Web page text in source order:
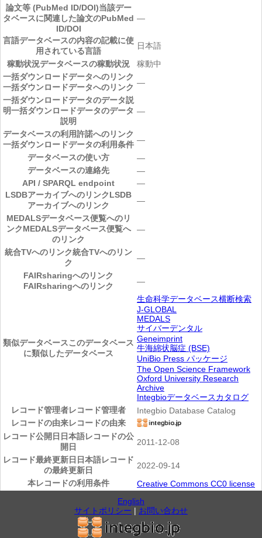
論文等 (PubMed ID/DOI)当該デー
タベースに関連した論文のPubMed
ID/DOI
―
言語データベースの内容の記載に使
用されている言語
日本語
稼動状況データベースの稼動状況
稼動中
一括ダウンロードデータへのリンク
一括ダウンロードデータへのリンク ―
一括ダウンロードデータのデータ説
明一括ダウンロードデータのデータ
説明
―
データベースの利用許諾へのリンク
一括ダウンロードデータの利用条件 ―
データベースの使い方
―
データベースの連絡先
―
API / SPARQL endpoint
―
LSDBアーカイブへのリンクLSDB
アーカイブへのリンク
―
MEDALSデータベース便覧へのリ
ンクMEDALSデータベース便覧へ
のリンク
―
統合TVへのリンク統合TVへのリン
ク
―
FAIRsharingへのリンク
FAIRsharingへのリンク
―
類似データベースこのデータベース
に類似したデータベース
生命科学データベース横断検索
J-GLOBAL
MEDALS
サイバーデンタル
Geneimprint
牛海綿状脳症 (BSE)
UniBio Press パッケージ
The Open Science Framework
Oxford University Research
Archive
Integbioデータベースカタログ
レコード管理者レコード管理者
Integbio Database Catalog
レコードの由来レコードの由来
レコード公開日 日本語レコードの公
開日
2011-12-08
レコード最終更新日 日本語レコード
の最終更新日
2022-09-14
本レコードの利用条件
Creative Commons CC0 license
English
サイトポリシー | お問い合わせ